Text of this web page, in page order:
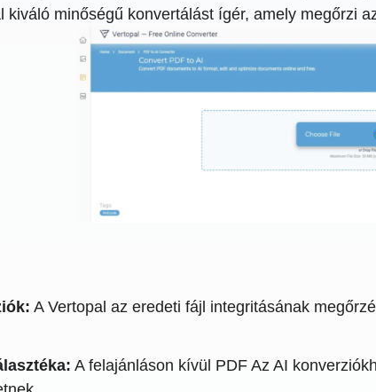
kiváló minőségű konvertálást ígér, amely megőrzi
A Vertopal az eredeti fájl integritásának
A felajánláson kívül PDF Az AI